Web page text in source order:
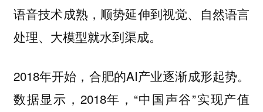
语音技术成熟，顺势延伸到视觉、自然语言
处理、大模型就水到渠成。
2018年开始，合肥的AI产业逐渐成形起势。
数据显示，2018年，“中国声谷”实现产值